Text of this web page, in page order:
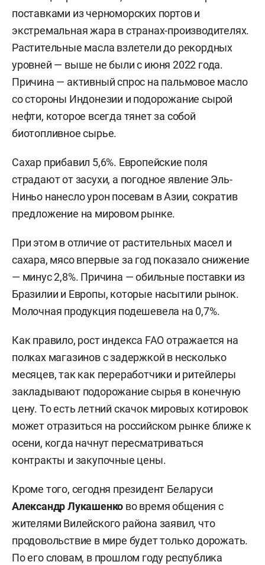
поставками из черноморских портов и
экстремальная жара в странах-производителях.
Растительные масла взлетели до рекордных
уровней — выше не были с июня 2022 года.
Причина — активный спрос на пальмовое масло
со стороны Индонезии и подорожание сырой
нефти, которое всегда тянет за собой
биотопливное сырье.
Сахар прибавил 5,6%. Европейские поля
страдают от засухи, а погодное явление Эль-
Ниньо нанесло урон посевам в Азии, сократив
предложение на мировом рынке.
При этом в отличие от растительных масел и
сахара, мясо впервые за год показало снижение
— минус 2,8%. Причина — обильные поставки из
Бразилии и Европы, которые насытили рынок.
Молочная продукция подешевела на 0,7%.
Как правило, рост индекса FAO отражается на
полках магазинов с задержкой в несколько
месяцев, так как переработчики и ритейлеры
закладывают подорожание сырья в конечную
цену. То есть летний скачок мировых котировок
может отразиться на российском рынке ближе к
осени, когда начнут пересматриваться
контракты и закупочные цены.
Кроме того, сегодня президент Беларуси
Александр Лукашенко во время общения с
жителями Вилейского района заявил, что
продовольствие в мире будет только дорожать.
По его словам, в прошлом году республика